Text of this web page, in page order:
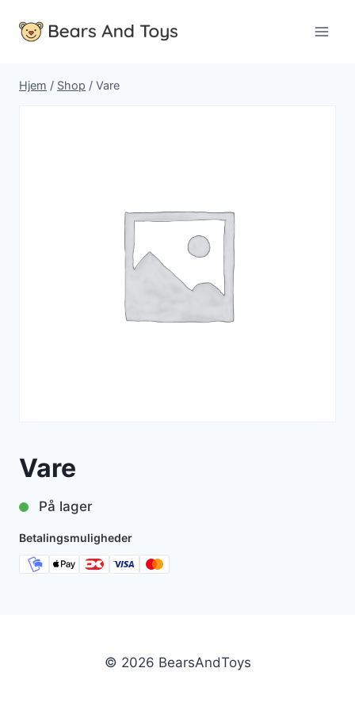
Hjem / Shop / Vare
Vare
På lager
Betalingsmuligheder
© 2026 BearsAndToys